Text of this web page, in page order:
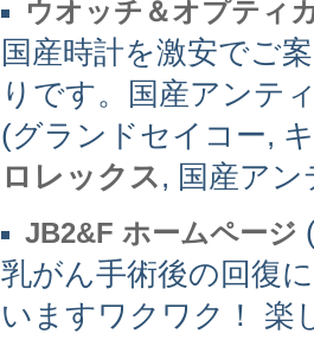
ウオッチ＆オプティ
国産時計を激安でご
りです。国産アンテ
(グランドセイコー,
ロレックス, 国産ア
JB2&F ホームページ
乳がん手術後の回復
いますワクワク！ 楽